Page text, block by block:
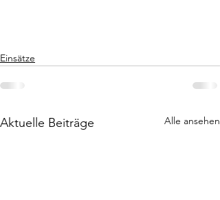
Einsätze
Aktuelle Beiträge Alle ansehen